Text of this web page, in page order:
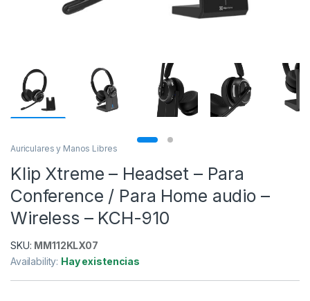
Auriculares y Manos Libres
Klip Xtreme – Headset – Para
Conference / Para Home audio –
Wireless – KCH-910
SKU: MM112KLX07
Availability: Hay existencias